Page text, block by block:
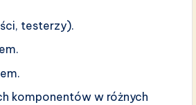
testerzy).
komponentów w różnych